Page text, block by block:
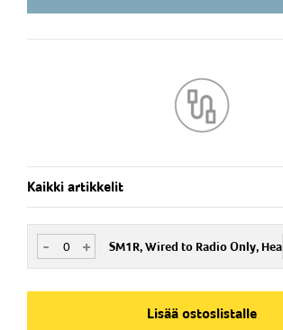
vaimennus
Kaikki artikkelit
+
- SM1R, Wired to Radio Only, Hea
Nim. Nro
Lisää ostoslistalle